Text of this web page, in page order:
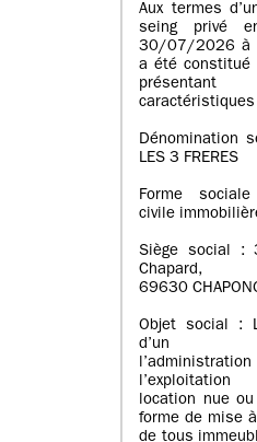
Aux termes
seing privé
30/07/2026 à
a été constitué
Dénomination
LES 3 FRERES
Forme
civile
Siège social :
Chapard,
69630
Objet social :
d’un
location nue
forme de mise
de tous